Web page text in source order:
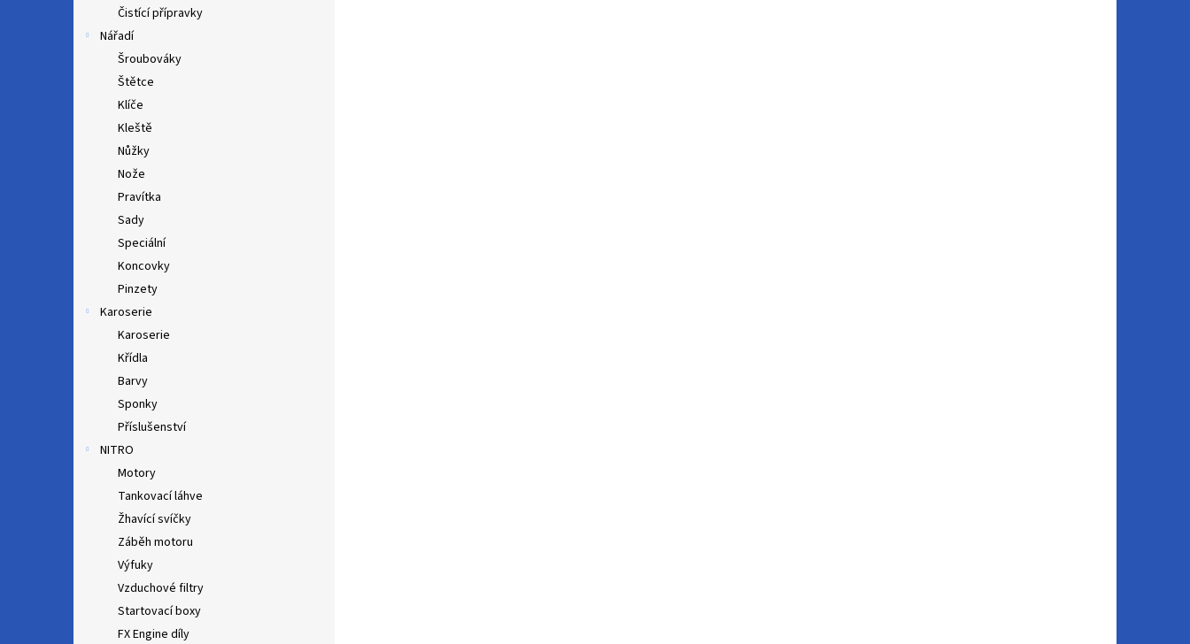
Čistící přípravky
Nářadí
Šroubováky
Štětce
Klíče
Kleště
Nůžky
Nože
Pravítka
Sady
Speciální
Koncovky
Pinzety
Karoserie
Karoserie
Křídla
Barvy
Sponky
Příslušenství
NITRO
Motory
Tankovací láhve
Žhavící svíčky
Záběh motoru
Výfuky
Vzduchové filtry
Startovací boxy
FX Engine díly